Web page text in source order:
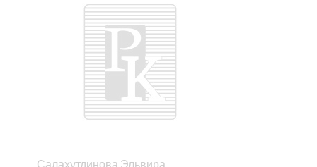
Салахутдинова Эльвира